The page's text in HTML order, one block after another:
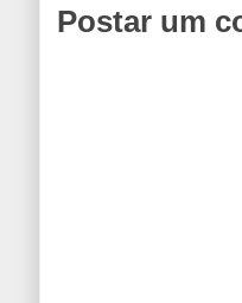
Postar um